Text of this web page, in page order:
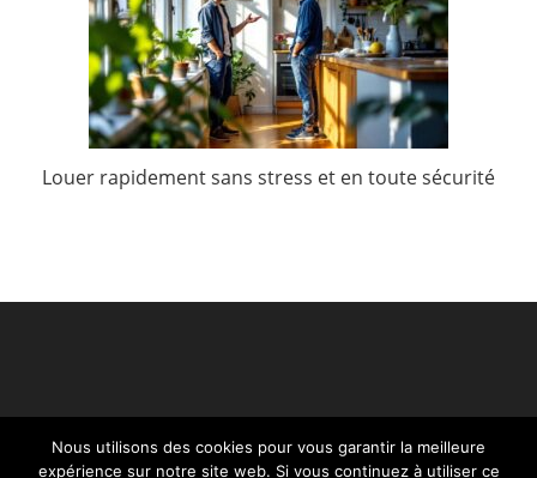
Louer rapidement sans stress et en toute sécurité
Nous utilisons des cookies pour vous garantir la meilleure
expérience sur notre site web. Si vous continuez à utiliser ce